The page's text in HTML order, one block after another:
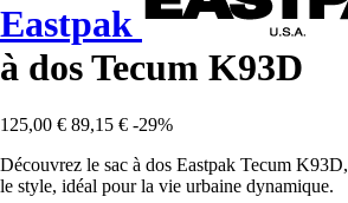
Eastpak
à dos Tecum K93D
125,00 € 89,15 € -29%
Découvrez le sac à dos Eastpak Tecum
le style, idéal pour la vie urbaine dynamique.